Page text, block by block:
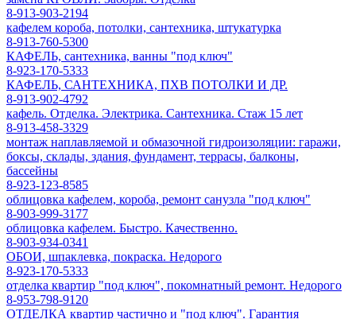
8-913-903-2194
кафелем короба, потолки, сантехника, штукатурка
8-913-760-5300
КАФЕЛЬ, сантехника, ванны "под ключ"
8-923-170-5333
КАФЕЛЬ, САНТЕХНИКА, ПХВ ПОТОЛКИ И ДР.
8-913-902-4792
кафель. Отделка. Электрика. Сантехника. Стаж 15 лет
8-913-458-3329
монтаж наплавляемой и обмазочной гидроизоляции: гаражи,
боксы, склады, здания, фундамент, террасы, балконы,
бассейны
8-923-123-8585
облицовка кафелем, короба, ремонт санузла "под ключ"
8-903-999-3177
облицовка кафелем. Быстро. Качественно.
8-903-934-0341
ОБОИ, шпаклевка, покраска. Недорого
8-923-170-5333
отделка квартир "под ключ", покомнатный ремонт. Недорого
8-953-798-9120
ОТДЕЛКА квартир частично и "под ключ". Гарантия